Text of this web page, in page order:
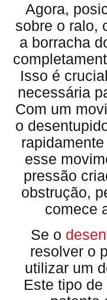
Agora,
sobre o ralo,
a borracha
Isso é
necessária
Com um
o
esse
pressão
obstrução,
comece
Se o
resolver o
utilizar um
Este tipo